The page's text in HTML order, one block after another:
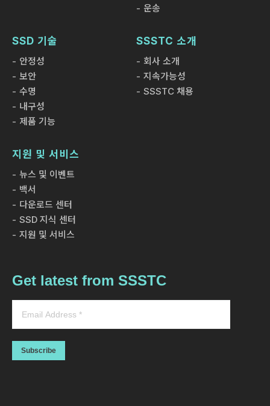
운송
SSD 기술
안정성
보안
수명
내구성
제품 기능
SSSTC 소개
회사 소개
지속가능성
SSSTC 채용
지원 및 서비스
뉴스 및 이벤트
백서
다운로드 센터
SSD 지식 센터
지원 및 서비스
Get latest from SSSTC
Subscribe